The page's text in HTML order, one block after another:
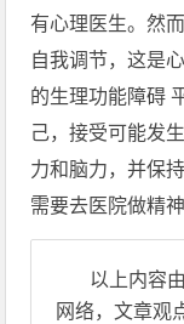
有心理医生。然
自我调节，这是
的生理功能障碍
己，接受可能发
力和脑力，并保
需要去医院做精神
以上内容
网络，文章观